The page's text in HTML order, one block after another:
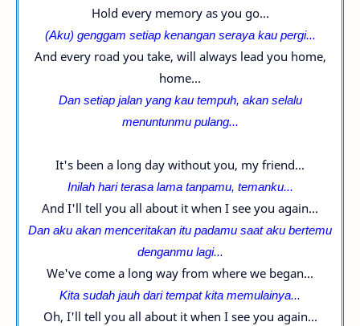
Hold every memory as you go...
(Aku) genggam setiap kenangan seraya kau pergi...
And every road you take, will always lead you home,
home...
Dan setiap jalan yang kau tempuh, akan selalu
menuntunmu pulang...
It's been a long day without you, my friend...
Inilah hari terasa lama tanpamu, temanku...
And I'll tell you all about it when I see you again...
Dan aku akan menceritakan itu padamu saat aku bertemu
denganmu lagi...
We've come a long way from where we began...
Kita sudah jauh dari tempat kita memulainya...
Oh, I'll tell you all about it when I see you again...